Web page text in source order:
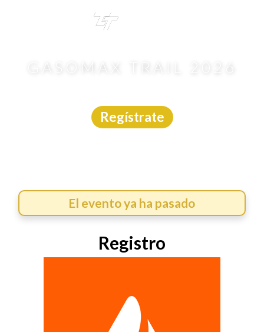
GASOMAX TRAIL 2026
Regístrate
El evento ya ha pasado
Registro